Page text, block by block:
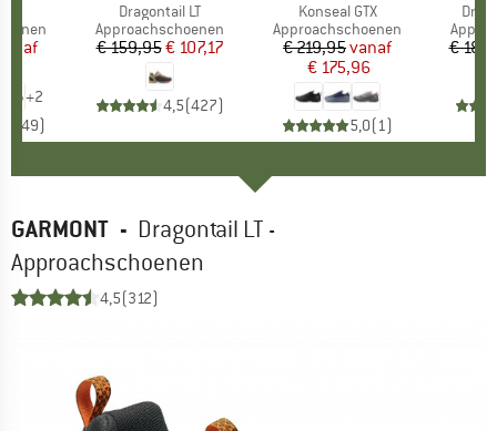
prijs
+2
149)
Artikel
Dragontail LT
Productgroep
Approachschoenen
Prijs
€ 159,95Verlaagde prijs
€ 107,17
4,5(427)
Artikel
Konseal GTX
Productgroep
Approachschoenen
Prijs
€ 219,95Verlaagde prijs
vanaf
€ 175,96
5,0(1)
€
GARMONT - Dragontail LT -
Approachschoenen
4,5(312)